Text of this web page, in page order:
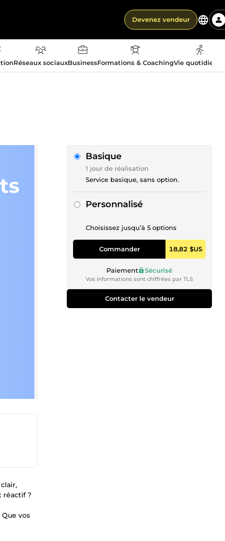
Devenez vendeur
Réseaux sociauxBusinessFormations & CoachingVie
réactif ?
vos
Basique
1 jour de réalisation
Service basique, sans option.
Personnalisé
Choisissez jusqu’à 5 options
Commander 18,82 $US
Paiement Sécurisé
Vos informations sont chiffrées par TLS
Contacter le vendeur